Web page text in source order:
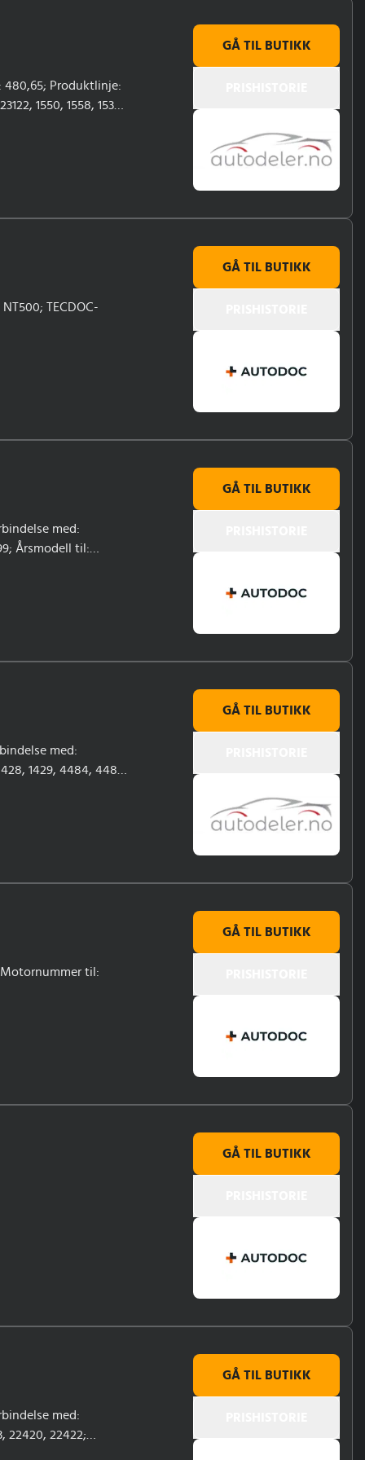
Produktlinje:
1550, 1558, 1538,
GÅ TIL BUTIKK
TECDOC-
GÅ TIL BUTIKK
med:
Årsmodell til:
GÅ TIL BUTIKK
med:
1429, 4484, 4485,
GÅ TIL BUTIKK
til:
GÅ TIL BUTIKK
GÅ TIL BUTIKK
med:
22420, 22422;
GÅ TIL BUTIKK